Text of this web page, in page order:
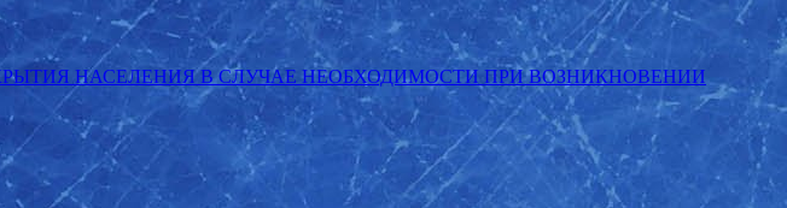
НАСЕЛЕНИЯ В СЛУЧАЕ НЕОБХОДИМОСТИ ПРИ ВОЗНИКНОВЕНИИ